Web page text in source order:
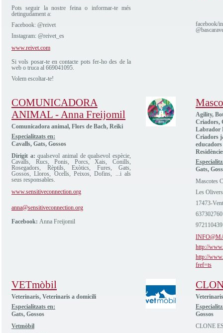
Pots seguir la nostre feina o informar-te més
detingudament a:
Facebook: @reivet
Instagram: @reivet_es
www.reivet.com
Si vols posar-te en contacte pots fer-ho des de la
web o truca al 669041095.
Volem escoltar-te!
facebook/
COMUNICADORA
ANIMAL - Anna Freijomil
Comunicadora animal, Flors de Bach, Reiki
Especialitzats en:
Cavalls, Gats, Gossos
Dirigit a: qualsevol animal de qualsevol espècie,
Cavalls, Rucs, Ponis, Porcs, Xais, Conills,
Rosegadors, Rèptils, Exòtics, Fures, Gats,
Gossos, Lloros, Ocells, Peixos, Dofins, ...i als
seus responsables.
www.sensitiveconnection.org
anna@sensitiveconnection.org
Facebook: Anna Freijomil
Agility,
Criadors,
Labrador
Criadors
Gats,
Mascotes
Les
17473-
637302760
972110439
http://
http://
fref=ts
VETmòbil
Veterinaris, Veterinaris a domicili
Especialitzats en:
Gats, Gossos
Vetmòbil
Veterinaris
Gossos
CLONE